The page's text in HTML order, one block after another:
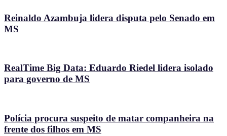
Reinaldo Azambuja lidera disputa pelo Senado em
MS
RealTime Big Data: Eduardo Riedel lidera isolado
para governo de MS
Polícia procura suspeito de matar companheira na
frente dos filhos em MS